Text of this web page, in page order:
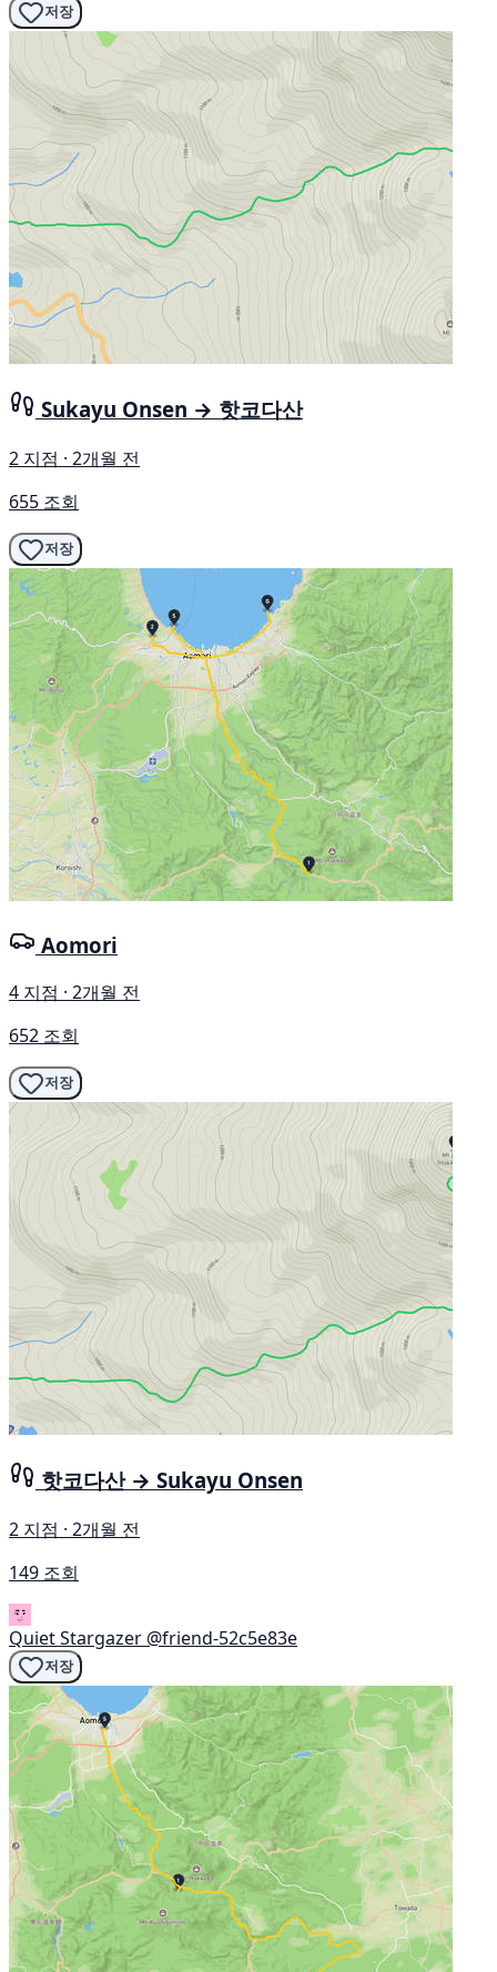
저장
Sukayu Onsen → 핫코다산
2 지점 · 2개월 전
655 조회
저장
Aomori
4 지점 · 2개월 전
652 조회
저장
핫코다산 → Sukayu Onsen
2 지점 · 2개월 전
149 조회
Quiet Stargazer @friend-52c5e83e
저장